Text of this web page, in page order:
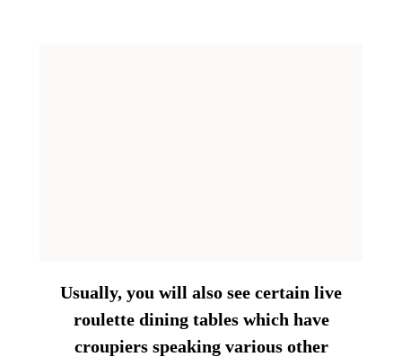
Usually, you will also see certain live
roulette dining tables which have
croupiers speaking various other